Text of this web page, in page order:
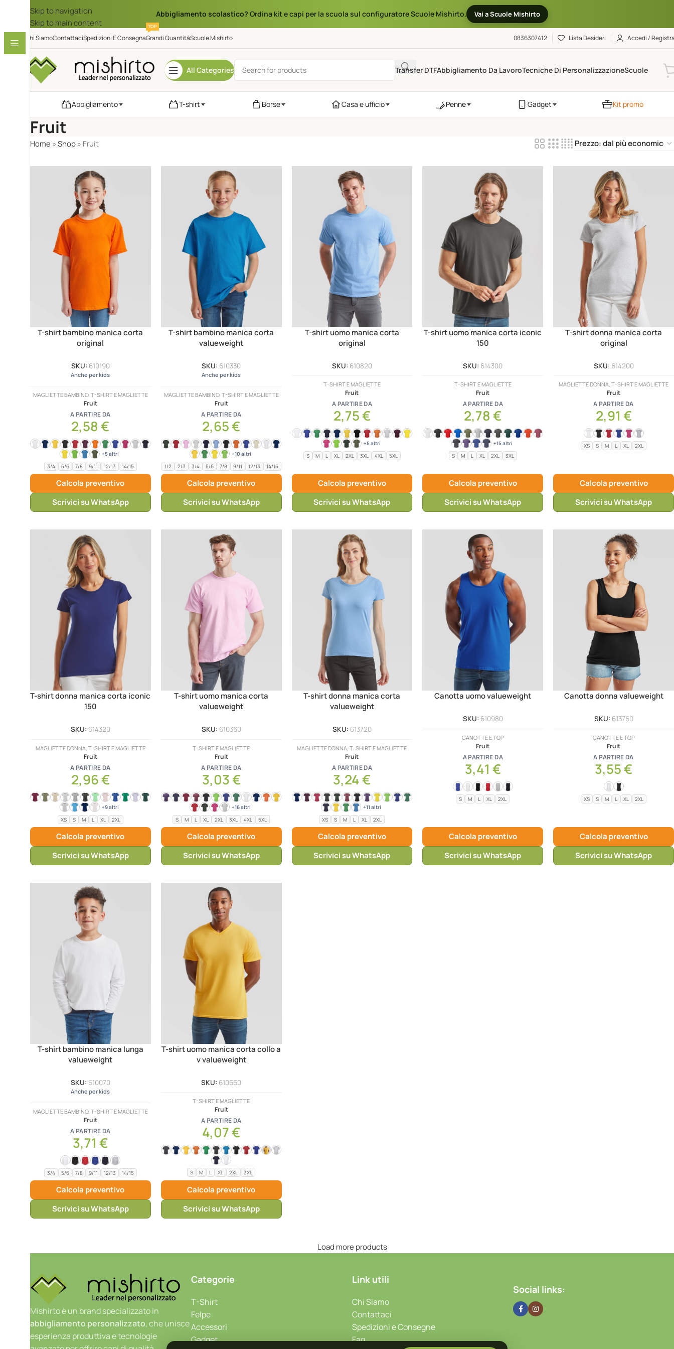
Abbigliamento scolastico? Ordina kit e capi per la scuola sul configuratore Scuole Mishirto. Vai a Scuole Mishirto
Skip to navigation
Skip to main content
Chi SiamoContattaciSpedizioni E ConsegnaGrandi Quantità
TOP
Scuole Mishirto 0836307412 Lista Desideri Accedi /
All Categories Transfer DTFAbbigliamento Da LavoroTecniche Di PersonalizzazioneScuole
Abbigliamento T-shirt Borse Casa e ufficio Penne Gadget Kit promo
Fruit
Home »Shop» Fruit
T-shirt bambino manica corta
original
SKU: 610190
Anche per kids
MAGLIETTE BAMBINO, T-SHIRT E MAGLIETTE
Fruit
A PARTIRE DA
2,58€
+5 altri
3/4
5/6 7/8 9/11 12/13 14/15
Calcola preventivo
Scrivici su WhatsApp
T-shirt bambino manica corta
valueweight
SKU: 610330
Anche per kids
MAGLIETTE BAMBINO, T-SHIRT E MAGLIETTE
Fruit
A PARTIRE DA
2,65€
+10 altri
1/2
2/3 3/4 5/6 7/8 9/11 12/13 14/15
Calcola preventivo
Scrivici su WhatsApp
T-shirt uomo manica corta
original
SKU: 610820
T-SHIRT E MAGLIETTE
Fruit
A PARTIRE DA
2,75€
+5 altri
S
M L XL 2XL 3XL 4XL 5XL
Calcola preventivo
Scrivici su WhatsApp
T-shirt uomo manica corta iconic
150
SKU: 614300
T-SHIRT E MAGLIETTE
Fruit
A PARTIRE DA
2,78€
+15 altri
S
M L XL 2XL 3XL
Calcola preventivo
Scrivici su WhatsApp
T-shirt donna manica corta
original
SKU: 614200
MAGLIETTE DONNA, T-SHIRT E MAGLIETTE
Fruit
A PARTIRE DA
2,91 €
XS S M L XL 2XL
Calcola preventivo
Scrivici su WhatsApp
T-shirt donna manica corta iconic
150
SKU: 614320
MAGLIETTE DONNA, T-SHIRT E MAGLIETTE
Fruit
A PARTIRE DA
2,96€
+9 altri
XS
S M L XL 2XL
Calcola preventivo
Scrivici su WhatsApp
T-shirt uomo manica corta
valueweight
SKU: 610360
T-SHIRT E MAGLIETTE
Fruit
A PARTIRE DA
3,03€
+16 altri
S
M L XL 2XL 3XL 4XL 5XL
Calcola preventivo
Scrivici su WhatsApp
T-shirt donna manica corta
valueweight
SKU: 613720
MAGLIETTE DONNA, T-SHIRT E MAGLIETTE
Fruit
A PARTIRE DA
3,24€
+11 altri
XS
S M L XL 2XL
Calcola preventivo
Scrivici su WhatsApp
Canotta uomo valueweight
SKU: 610980
CANOTTE E TOP
Fruit
A PARTIRE DA
3,41 €
S M L XL 2XL
Calcola preventivo
Scrivici su WhatsApp
Canotta donna valueweight
SKU: 613760
CANOTTE E TOP
Fruit
A PARTIRE DA
3,55€
XS S M L XL 2XL
Calcola preventivo
Scrivici su WhatsApp
T-shirt bambino manica lunga
valueweight
SKU: 610070
Anche per kids
MAGLIETTE BAMBINO, T-SHIRT E MAGLIETTE
Fruit
A PARTIRE DA
3,71€
3/4 5/6 7/8 9/11 12/13 14/15
Calcola preventivo
Scrivici su WhatsApp
T-shirt uomo manica corta collo a
v valueweight
SKU: 610660
T-SHIRT E MAGLIETTE
Fruit
A PARTIRE DA
4,07€
S M L XL 2XL 3XL
Calcola preventivo
Scrivici su WhatsApp
Load more products
Mishirto è un brand specializzato in
abbigliamento personalizzato, che unisce
esperienza produttiva e tecnologie
Categorie
T-Shirt
Felpe
Accessori
Gadget
Link utili
Chi Siamo
Contattaci
Spedizioni e Consegne
Faq
Social links: